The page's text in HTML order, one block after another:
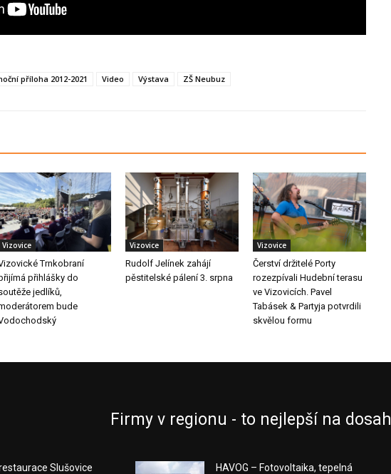
příloha 2012-2021 Video Výstava ZŠ Neubuz
Vizovice
Trnkobraní
přihlášky do
jedlíků,
bude
Vizovice
Rudolf Jelínek zahájí
pěstitelské pálení 3. srpna
Vizovice
Čerství držitelé Porty
rozezpívali Hudební terasu
ve Vizovicích. Pavel
Tabásek & Partyja potvrdili
skvělou formu
Firmy v regionu - to nejlepší na dosah
Slušovice
HAVOG – Fotovoltaika, tepelná